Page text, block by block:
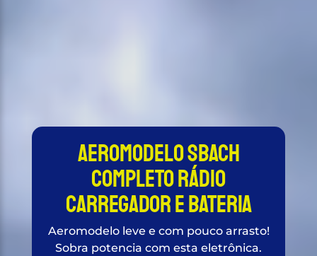
AEROMODELO SBACH
COMPLETO RÁDIO
CARREGADOR E BATERIA
Aeromodelo leve e com pouco arrasto!
Sobra potencia com esta eletrônica.